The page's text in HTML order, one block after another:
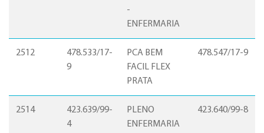
-
ENFERMARIA
2512
478.533/17-
9
PCA BEM
FACIL FLEX
PRATA
478.547/17-9
2514
423.639/99-
4
PLENO
ENFERMARIA
423.640/99-8